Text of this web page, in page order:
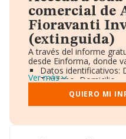
comercial de
Fioravanti
(extinguida)
A través del informe
desde Einforma, donde
Datos identificativos:
Teléfono, Domicilio.
Informe Mercantil
Gráficos de Evolución
Consejo de
Accionistas.
Ver más
QUIERO MI